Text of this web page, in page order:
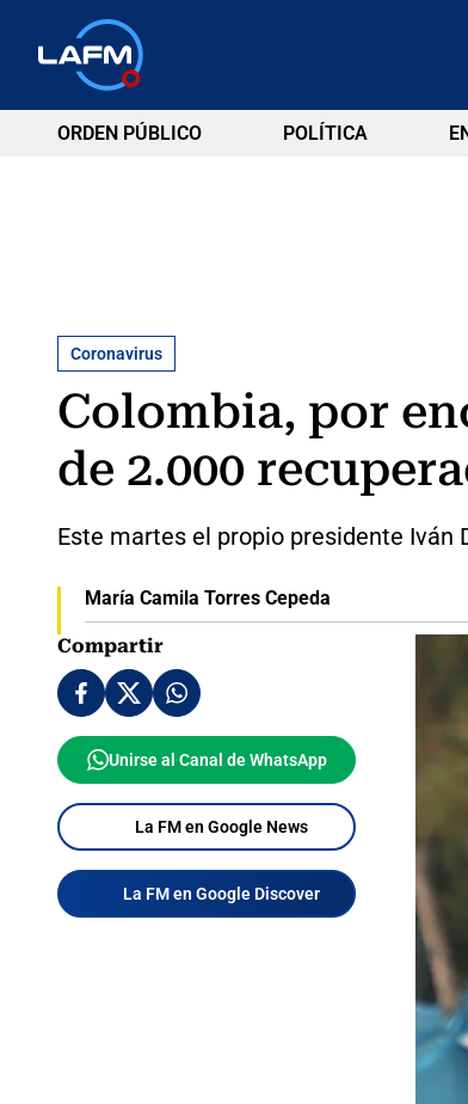
ORDEN PÚBLICO POLÍTICA
Coronavirus
Colombia, por
de 2.000
Este martes el propio presidente Iván
María Camila Torres Cepeda
Compartir
Unirse al Canal de WhatsApp
La FM en Google News
La FM en Google Discover